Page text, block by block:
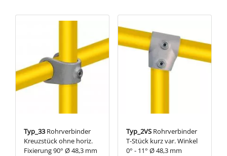
Typ_33Rohrverbinder
Kreuzstück ohne horiz.
Fixierung 90° Ø 48,3 mm
Typ_2VS Rohrverbinder
T-Stück kurz var. Winkel
0° - 11° Ø 48,3 mm